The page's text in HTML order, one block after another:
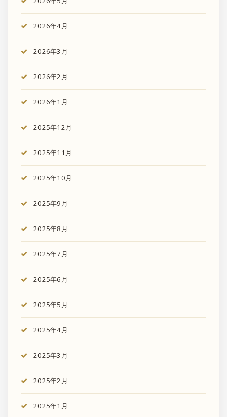
2026年4月
2026年3月
2026年2月
2026年1月
2025年12月
2025年11月
2025年10月
2025年9月
2025年8月
2025年7月
2025年6月
2025年5月
2025年4月
2025年3月
2025年2月
2025年1月